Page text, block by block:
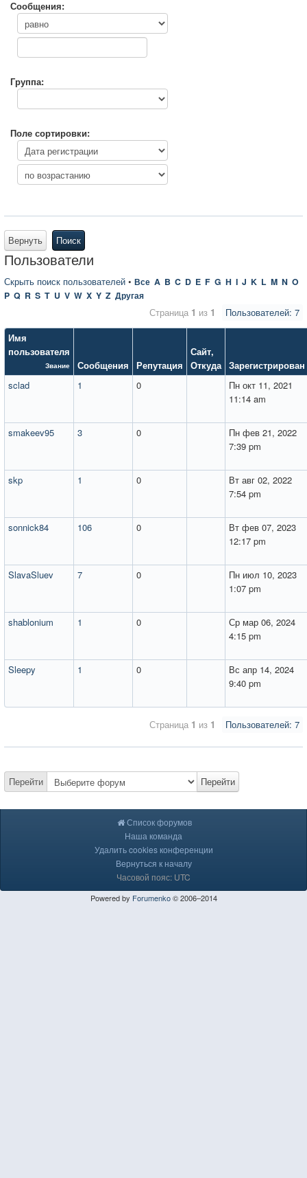
Сообщения:
Группа:
Поле сортировки:
Вернуть Поиск
Пользователи
Скрыть поиск пользователей • Все A B C D E F G H I J K L M N O
P Q R S T U V W X Y Z Другая
Пользователей: 7
Страница 1 из 1
Имя
пользователя
Звание Сообщения Репутация
Сайт,
Откуда Зарегистрирован
sclad
1 0
Пн окт 11, 2021
11:14 am
smakeev95 3 0
Пн фев 21, 2022
7:39 pm
skp 1 0
Вт авг 02, 2022
7:54 pm
sonnick84 106 0
Вт фев 07, 2023
12:17 pm
SlavaSluev 7 0
Пн июл 10, 2023
1:07 pm
shablonium 1 0
Ср мар 06, 2024
4:15 pm
Sleepy 1 0
Вс апр 14, 2024
9:40 pm
Пользователей: 7
Страница 1 из 1
Перейти Перейти
Список форумов
Наша команда
Удалить cookies конференции
Вернуться к началу
Часовой пояс: UTC
Powered by Forumenko© 2006–2014